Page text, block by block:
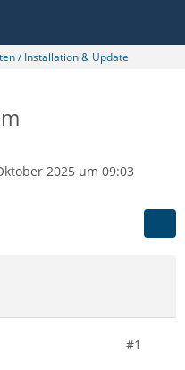
/ Installation & Update
2025 um 09:03
#1